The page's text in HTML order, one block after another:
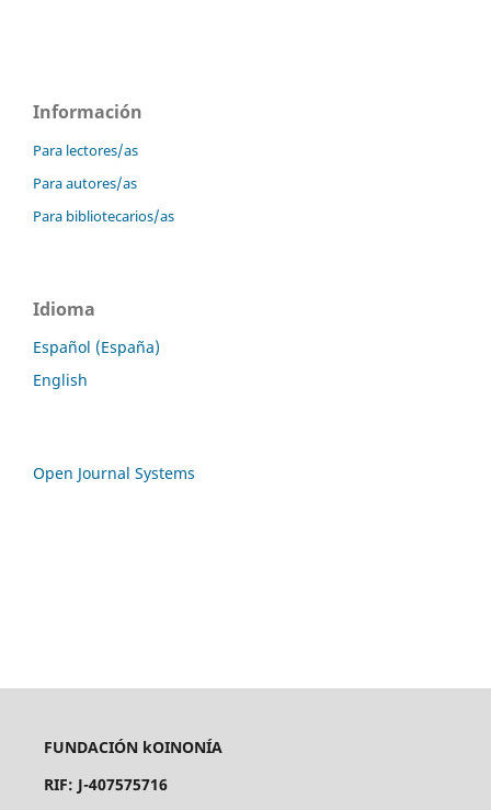
Información
Para lectores/as
Para autores/as
Para bibliotecarios/as
Idioma
Español (España)
English
Open Journal Systems
FUNDACIÓN kOINONÍA
RIF: J-407575716